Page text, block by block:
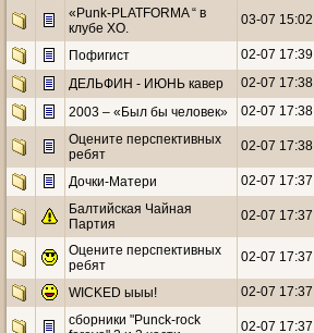
«Punk-PLATFORMA “ в
клубе ХО.
03-07 15:02
Пофигист 02-07 17:39
ДЕЛЬФИН - ИЮНЬ кавер
02-07 17:38
2003 – «Был бы человек»
02-07 17:38
Оцените перспективных
ребят
02-07 17:38
Дочки-Матери 02-07 17:37
Балтийская Чайная
Партия
02-07 17:37
Оцените перспективных
ребят
02-07 17:37
WICKED ыыы! 02-07 17:37
сборники "Punck-rock
02-07 17:37